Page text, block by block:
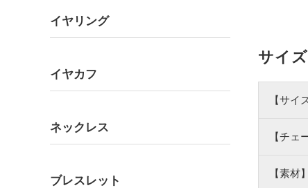
サイ
【サイ
【チェ
【素材】
イヤリング
イヤカフ
ネックレス
ブレスレット